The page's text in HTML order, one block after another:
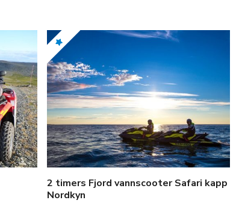
2 timers Fjord vannscooter Safari kapp
Nordkyn